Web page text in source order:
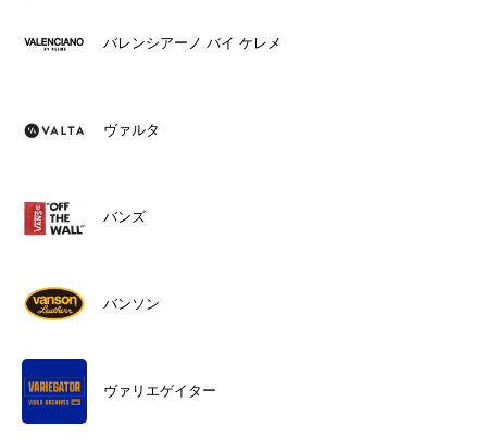
バレンシアーノ バイ ケレメ
ヴァルタ
バンズ
バンソン
ヴァリエゲイター